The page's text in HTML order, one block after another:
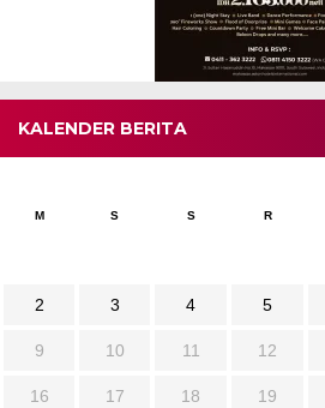
KALENDER BERITA
M S S R
2 3 4 5
9 10 11 12
16 17 18 19